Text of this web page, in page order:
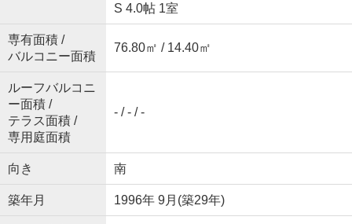
S 4.0帖 1室
専有面積 /
バルコニー面積
76.80㎡ / 14.40㎡
ルーフバルコニ
ー面積 /
テラス面積 /
専用庭面積
- / - / -
向き 南
築年月 1996年 9月(築29年)